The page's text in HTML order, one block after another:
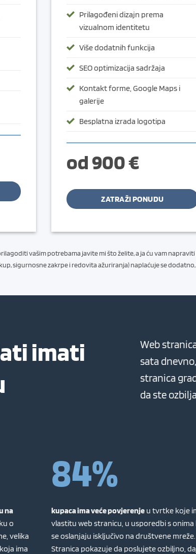
Prilagođeni dizajn prema
vizualnom identitetu
Više dodatnih funkcija
SEO optimizacija sadržaja
Kontakt forme, Google Maps i
galerije
Besplatna izrada logotipa
od 900 €
ZATRAŽI PONUDU
vašim potrebama javite mi što želite, a ja ću vam
sigurnosne zakrpe i redovita ažuriranja) naplaćuje se
imati
Web
sata
stranica
da ste
na
o
velika
ima
84%
kupaca ima veće povjerenje u tvrtke koje
vlastitu web stranicu, u usporedbi s onima
se oslanjaju isključivo na društvene mreže.
Stranica pokazuje da poslujete ozbiljno,